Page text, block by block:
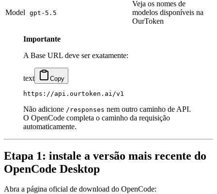
Model gpt-5.5
Veja os nomes de
modelos disponíveis na
OurToken
Importante
A Base URL deve ser exatamente:
text Copy
Não adicione /responses nem outro caminho de API.
O OpenCode completa o caminho da requisição
automaticamente.
Etapa 1: instale a versão mais recente do
OpenCode Desktop
Abra a página oficial de download do OpenCode: